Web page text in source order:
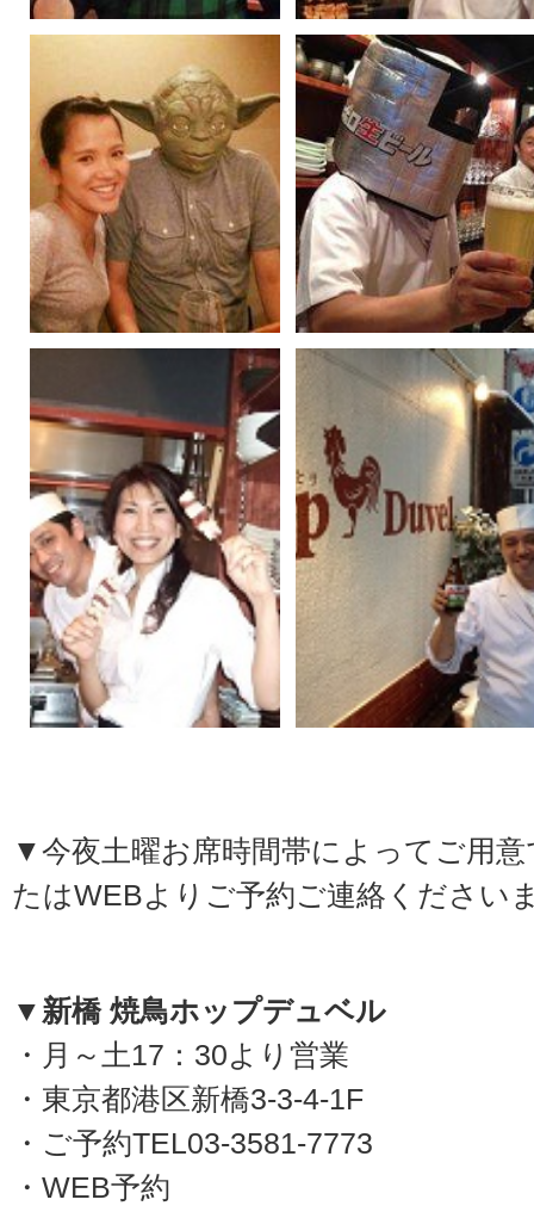
▼今夜土曜お席時間帯によってご用
たはWEBよりご予約ご連絡ください
▼新橋 焼鳥ホップデュベル
・月～土17：30より営業
・東京都港区新橋3-3-4-1F
・ご予約TEL03-3581-7773
・WEB予約